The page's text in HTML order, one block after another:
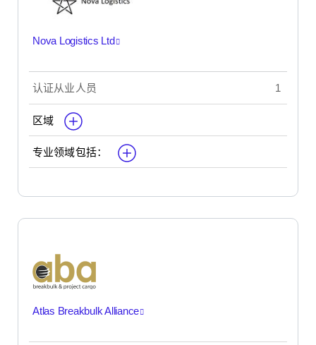
Nova Logistics Ltd
认证从业人员 1
区域
专业领域包括：
Atlas Breakbulk Alliance